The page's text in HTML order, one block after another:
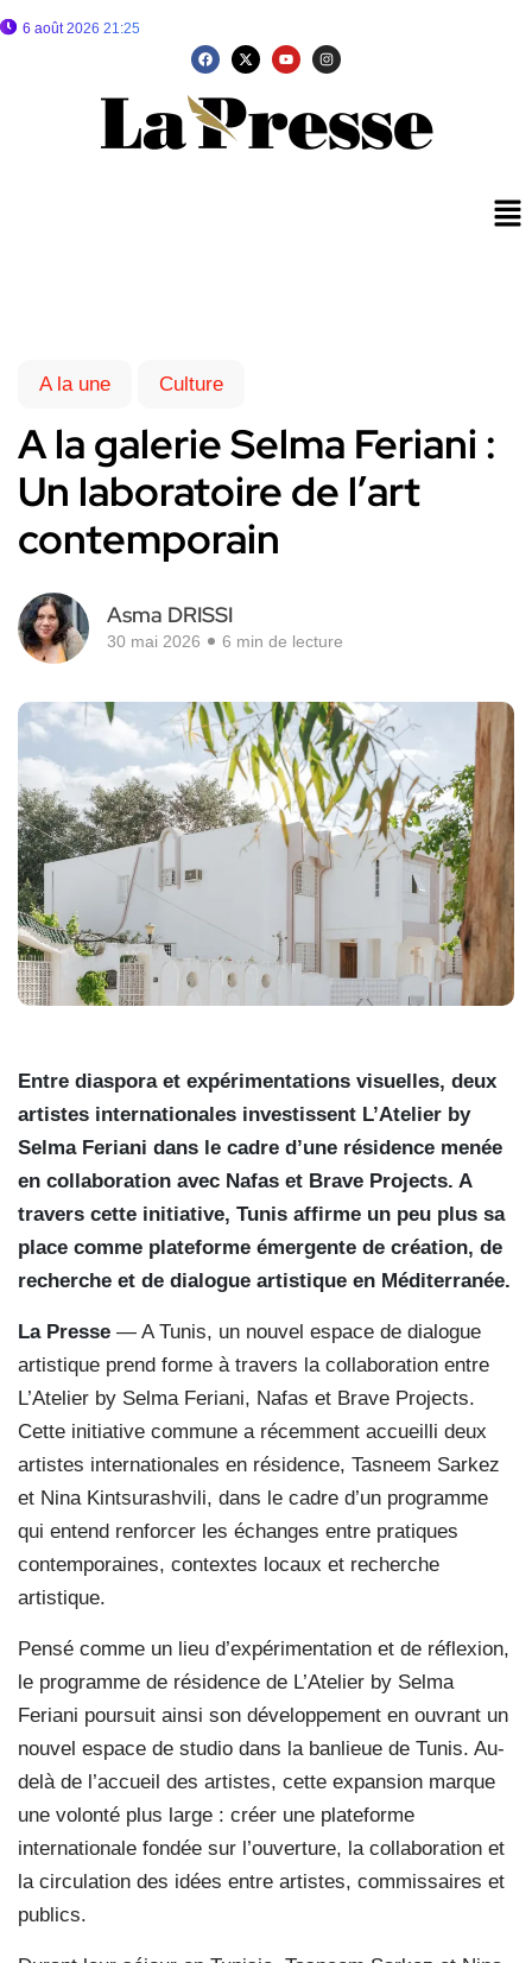
6 août 2026 21:25
A la une Culture
A la galerie Selma Feriani :
Un laboratoire de l’art
contemporain
Asma DRISSI
30 mai 2026 6 min de lecture
Entre diaspora et expérimentations visuelles, deux
artistes internationales investissent L’Atelier by
Selma Feriani dans le cadre d’une résidence menée
en collaboration avec Nafas et Brave Projects. A
travers cette initiative, Tunis affirme un peu plus sa
place comme plateforme émergente de création, de
recherche et de dialogue artistique en Méditerranée.
La Presse — A Tunis, un nouvel espace de dialogue
artistique prend forme à travers la collaboration entre
L’Atelier by Selma Feriani, Nafas et Brave Projects.
Cette initiative commune a récemment accueilli deux
artistes internationales en résidence, Tasneem Sarkez
et Nina Kintsurashvili, dans le cadre d’un programme
qui entend renforcer les échanges entre pratiques
contemporaines, contextes locaux et recherche
artistique.
Pensé comme un lieu d’expérimentation et de réflexion,
le programme de résidence de L’Atelier by Selma
Feriani poursuit ainsi son développement en ouvrant un
nouvel espace de studio dans la banlieue de Tunis. Au-
delà de l’accueil des artistes, cette expansion marque
une volonté plus large : créer une plateforme
internationale fondée sur l’ouverture, la collaboration et
la circulation des idées entre artistes, commissaires et
publics.